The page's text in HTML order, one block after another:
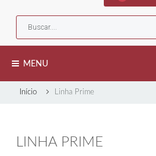
MENU
Início Linha Prime
LINHA PRIME